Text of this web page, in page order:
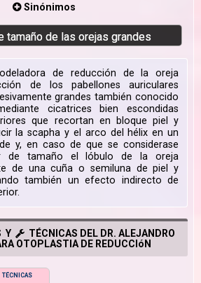
Sinónimos
tamaño de las orejas grandes
de reducción de la oreja
de los pabellones auriculares
grandes también conocido
cicatrices bien escondidas
que recortan en bloque piel y
la scapha y el arco del hélix en un
y, en caso de que se considerase
de tamaño el lóbulo de la oreja
de una cuña o semiluna de piel y
también un efecto indirecto de
Y
TÉCNICAS DEL DR. ALEJANDRO
OTOPLASTIA DE REDUCCIóN
TÉCNICAS